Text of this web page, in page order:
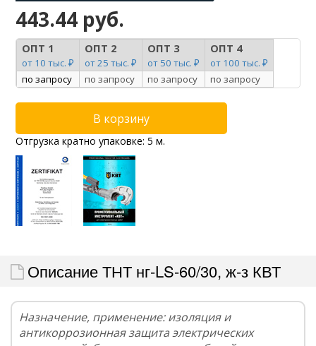
443.44 руб.
ОПТ 1
от 10 тыс. ₽
ОПТ 2
от 25 тыс. ₽
ОПТ 3
от 50 тыс. ₽
ОПТ 4
от 100 тыс. ₽
по запросу
по запросу по запросу по запросу
Отгрузка кратно упаковке: 5 м.
Описание ТНТ нг-LS-60/30, ж-з КВТ
Назначение, применение: изоляция и
антикоррозионная защита электрических